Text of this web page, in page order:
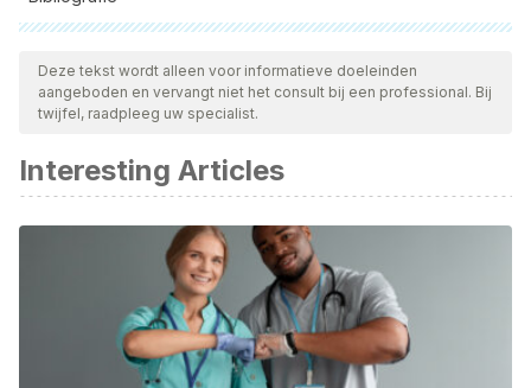
Alle aangehaalde bronnen zijn grondig gecontroleerd door
ons team om hun kwaliteit, betrouwbaarheid, actualiteit en
geldigheid te waarborgen. De bibliografie van dit artikel werd
Organización de Consumidores y Usuarios (2021).
Pescado: consejos para la compra. Consultado el 26 de
https://www.ocu.org/alimentacion/alimentos/informe/guia-
de-compra-de-pescado501684
Organización de las Naciones Unidas para la Alimentación
y la Agricultura (1999). Evaluación de la calidad del
Deze tekst wordt alleen voor informatieve doeleinden
aangeboden en vervangt niet het consult bij een professional. Bij
twijfel, raadpleeg uw specialist.
Interesting Articles